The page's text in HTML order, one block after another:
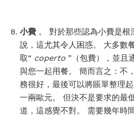
小費 。 對於那些認為小費是根
說，這尤其令人困惑。 大多數
取“ coperto ”（包費），並且
與您一起用餐。 簡而言之：不
務很好，最後可以將賬單整理
一兩歐元。 但決不是要求的最
道，這感覺不對。 需要幾年時